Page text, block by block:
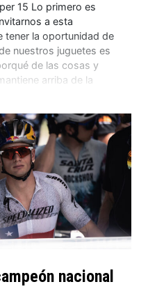
15 Lo primero es
a esta
tener la oportunidad de
nuestros juguetes es
de las cosas y
arriba de la
nacional